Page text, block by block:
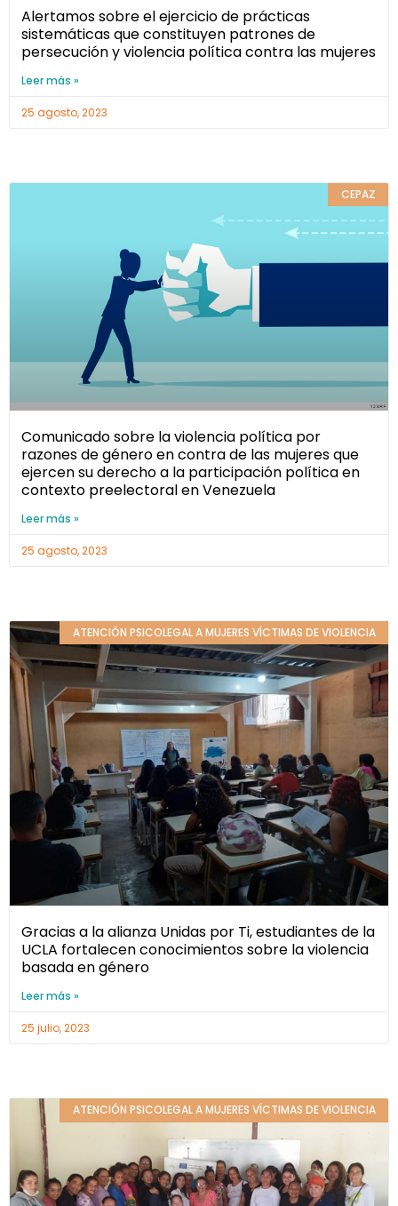
Alertamos sobre el ejercicio de prácticas
sistemáticas que constituyen patrones de
persecución y violencia política contra las mujeres
Leer más »
25 agosto, 2023
CEPAZ
Comunicado sobre la violencia política por
razones de género en contra de las mujeres que
ejercen su derecho a la participación política en
contexto preelectoral en Venezuela
Leer más »
25 agosto, 2023
ATENCIÓN PSICOLEGAL A MUJERES VÍCTIMAS DE VIOLENCIA
Gracias a la alianza Unidas por Ti, estudiantes de la
UCLA fortalecen conocimientos sobre la violencia
basada en género
Leer más »
25 julio, 2023
ATENCIÓN PSICOLEGAL A MUJERES VÍCTIMAS DE VIOLENCIA